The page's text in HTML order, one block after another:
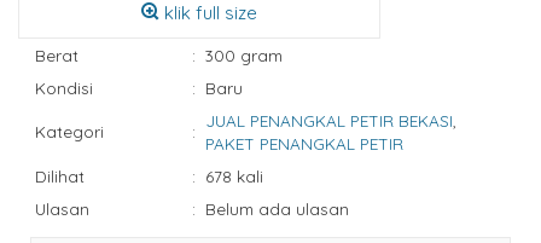
klik full size
Berat : 300 gram
Kondisi
: Baru
Kategori :
JUAL PENANGKAL PETIR BEKASI
PAKET PENANGKAL PETIR
Dilihat
: 678 kali
Ulasan
: Belum ada ulasan